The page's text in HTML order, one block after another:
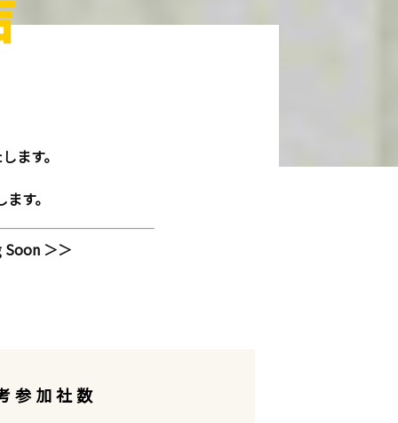
ます。
す。
＞＞
参加社数